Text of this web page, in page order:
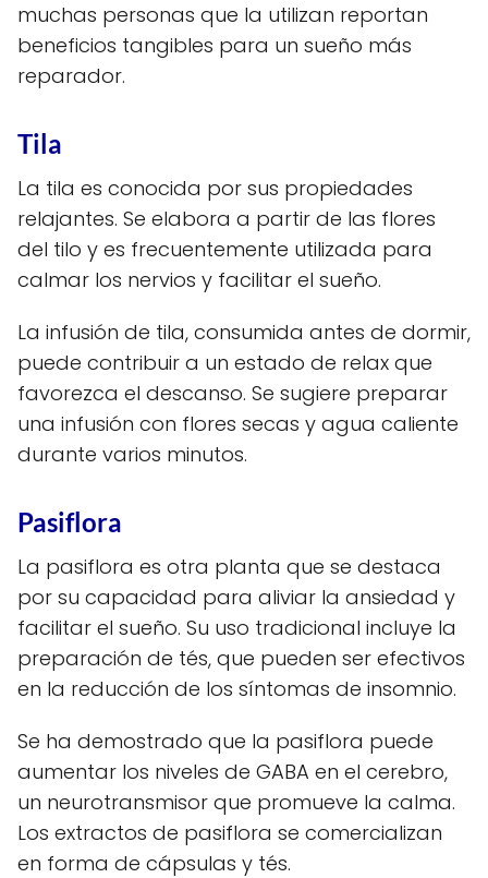
muchas personas que la utilizan reportan
beneficios tangibles para un sueño más
reparador.
Tila
La tila es conocida por sus propiedades
relajantes. Se elabora a partir de las flores
del tilo y es frecuentemente utilizada para
calmar los nervios y facilitar el sueño.
La infusión de tila, consumida antes de dormir,
puede contribuir a un estado de relax que
favorezca el descanso. Se sugiere preparar
una infusión con flores secas y agua caliente
durante varios minutos.
Pasiflora
La pasiflora es otra planta que se destaca
por su capacidad para aliviar la ansiedad y
facilitar el sueño. Su uso tradicional incluye la
preparación de tés, que pueden ser efectivos
en la reducción de los síntomas de insomnio.
Se ha demostrado que la pasiflora puede
aumentar los niveles de GABA en el cerebro,
un neurotransmisor que promueve la calma.
Los extractos de pasiflora se comercializan
en forma de cápsulas y tés.